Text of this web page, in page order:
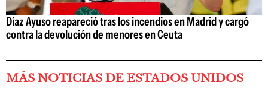
Díaz Ayuso reapareció tras los incendios en Madrid y cargó
contra la devolución de menores en Ceuta
MÁS NOTICIAS DE ESTADOS UNIDOS